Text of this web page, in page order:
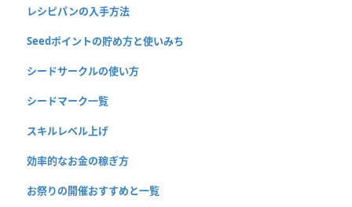
レシピパンの入手方法
Seedポイントの貯め方と使いみち
シードサークルの使い方
シードマーク一覧
スキルレベル上げ
効率的なお金の稼ぎ方
お祭りの開催おすすめと一覧